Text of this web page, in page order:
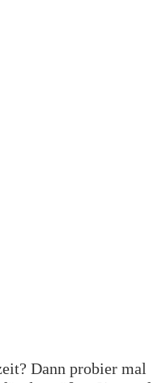
Dann probier mal